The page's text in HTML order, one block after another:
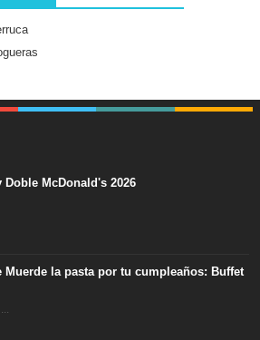
Doble McDonald's 2026
Muerde la pasta por tu cumpleaños: Buffet